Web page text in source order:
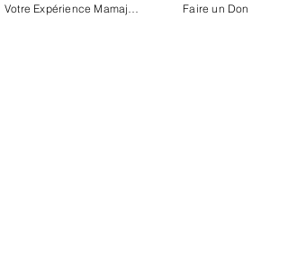
Faire un Don